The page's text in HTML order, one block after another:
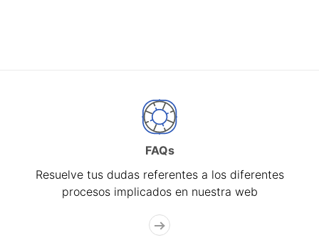
FAQs
Resuelve tus dudas referentes a los diferentes
procesos implicados en nuestra web